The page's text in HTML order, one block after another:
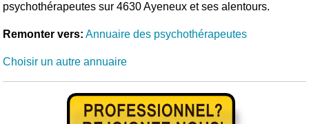
psychothérapeutes sur 4630 Ayeneux et ses alentours.
Remonter vers: Annuaire des psychothérapeutes
Choisir un autre annuaire